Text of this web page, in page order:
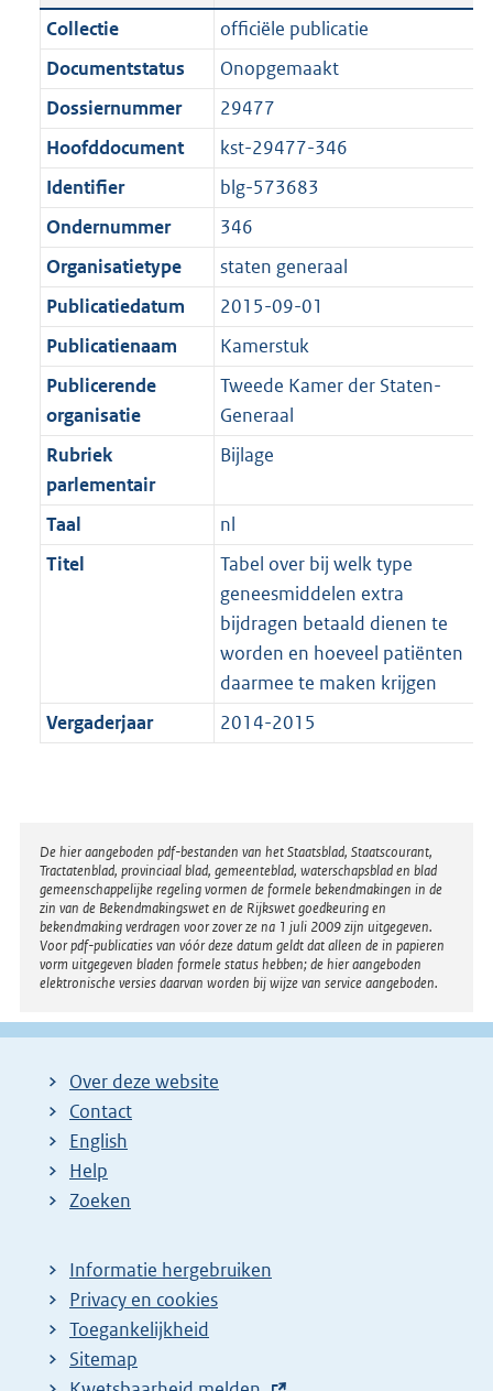
c
t
i
e
n
f
o
r
m
a
a
t
t
:
6
0
0
K
b
n
d
s
r
o
o
t
e
:
1
K
b
a
n
d
g
r
o
t
t
e
:
1
K
b
Collectie
officiële publicatie
Documentstatus
Onopgemaakt
Dossiernummer
29477
Hoofddocument
kst-29477-346
Identifier
blg-573683
Ondernummer
346
Organisatietype
staten generaal
Publicatiedatum
2015-09-01
Publicatienaam
Kamerstuk
Publicerende
organisatie
Tweede Kamer der Staten-
Generaal
Rubriek
parlementair
Bijlage
Taal
nl
Titel
Tabel over bij welk type
geneesmiddelen extra
bijdragen betaald dienen te
worden en hoeveel patiënten
daarmee te maken krijgen
Vergaderjaar
2014-2015
Disclaimer
De hier aangeboden pdf-bestanden van het Staatsblad, Staatscourant,
Tractatenblad, provinciaal blad, gemeenteblad, waterschapsblad en blad
gemeenschappelijke regeling vormen de formele bekendmakingen in de
zin van de Bekendmakingswet en de Rijkswet goedkeuring en
bekendmaking verdragen voor zover ze na 1 juli 2009 zijn uitgegeven.
Voor pdf-publicaties van vóór deze datum geldt dat alleen de in papieren
vorm uitgegeven bladen formele status hebben; de hier aangeboden
elektronische versies daarvan worden bij wijze van service aangeboden.
Over deze website
Contact
English
Help
Zoeken
Informatie hergebruiken
Privacy en cookies
Toegankelijkheid
Sitemap